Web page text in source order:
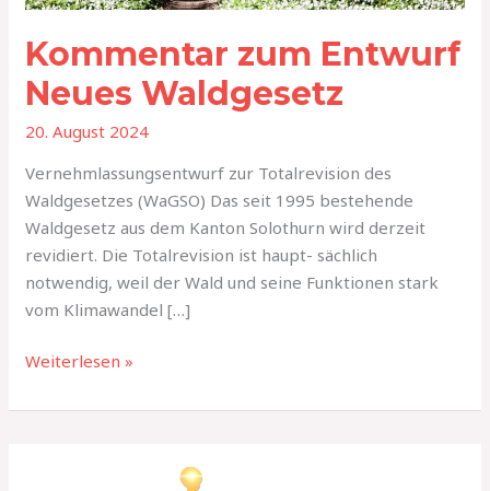
Kommentar zum Entwurf
Neues Waldgesetz
20. August 2024
Vernehmlassungsentwurf zur Totalrevision des
Waldgesetzes (WaGSO) Das seit 1995 bestehende
Waldgesetz aus dem Kanton Solothurn wird derzeit
revidiert. Die Totalrevision ist haupt- sächlich
notwendig, weil der Wald und seine Funktionen stark
vom Klimawandel […]
Weiterlesen »